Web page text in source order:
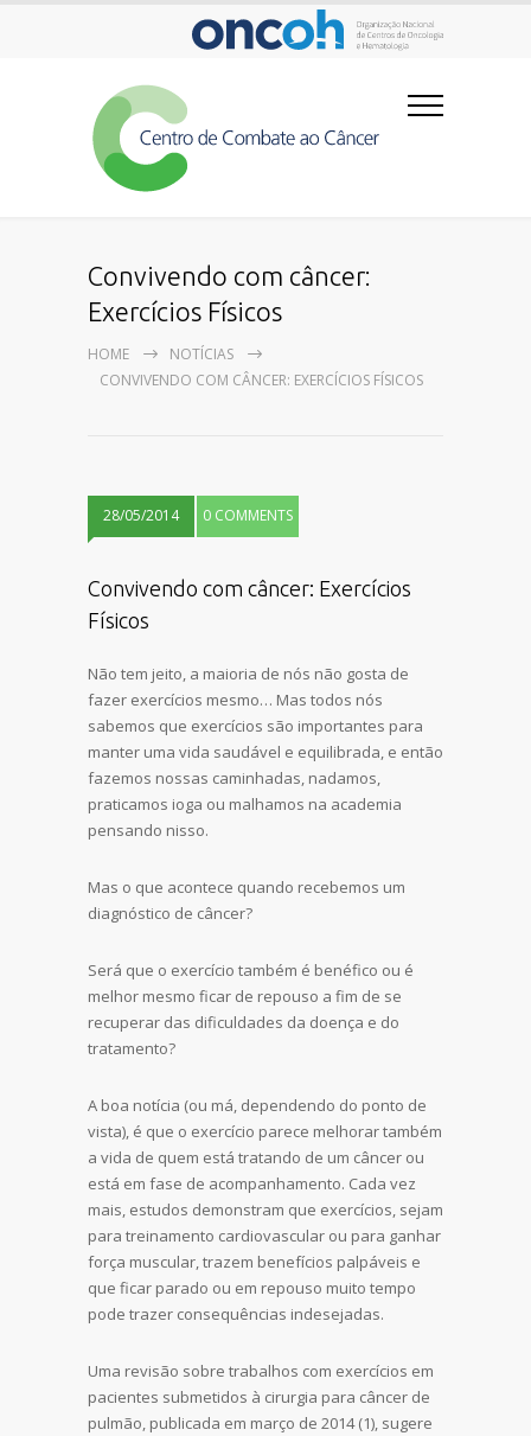
Convivendo com câncer:
Exercícios Físicos
HOME
NOTÍCIAS
CONVIVENDO COM CÂNCER: EXERCÍCIOS FÍSICOS
28/05/2014 0 COMMENTS
Convivendo com câncer: Exercícios
Físicos
Não tem jeito, a maioria de nós não gosta de
fazer exercícios mesmo… Mas todos nós
sabemos que exercícios são importantes para
manter uma vida saudável e equilibrada, e então
fazemos nossas caminhadas, nadamos,
praticamos ioga ou malhamos na academia
pensando nisso.
Mas o que acontece quando recebemos um
diagnóstico de câncer?
Será que o exercício também é benéfico ou é
melhor mesmo ficar de repouso a fim de se
recuperar das dificuldades da doença e do
tratamento?
A boa notícia (ou má, dependendo do ponto de
vista), é que o exercício parece melhorar também
a vida de quem está tratando de um câncer ou
está em fase de acompanhamento. Cada vez
mais, estudos demonstram que exercícios, sejam
para treinamento cardiovascular ou para ganhar
força muscular, trazem benefícios palpáveis e
que ficar parado ou em repouso muito tempo
pode trazer consequências indesejadas.
Uma revisão sobre trabalhos com exercícios em
pacientes submetidos à cirurgia para câncer de
pulmão, publicada em março de 2014 (1), sugere